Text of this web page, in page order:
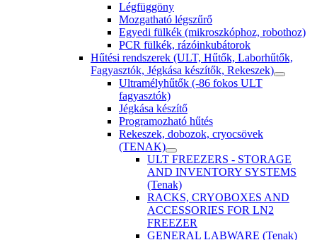
Légfüggöny
Mozgatható légszűrő
Egyedi fülkék (mikroszkóphoz, robothoz)
PCR fülkék, rázóinkubátorok
Hűtési rendszerek (ULT, Hűtők, Laborhűtők,
Fagyasztók, Jégkása készítők, Rekeszek)
Ultramélyhűtők (-86 fokos ULT
fagyasztók)
Jégkása készítő
Programozható hűtés
Rekeszek, dobozok, cryocsövek
(TENAK)
ULT FREEZERS - STORAGE
AND INVENTORY SYSTEMS
(Tenak)
RACKS, CRYOBOXES AND
ACCESSORIES FOR LN2
FREEZER
GENERAL LABWARE (Tenak)